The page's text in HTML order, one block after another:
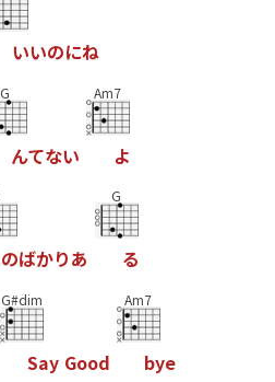
いいのにね
G
んてない
Am7
よ
のばかりあ
G
る
G#dim
Say Good
Am7
bye